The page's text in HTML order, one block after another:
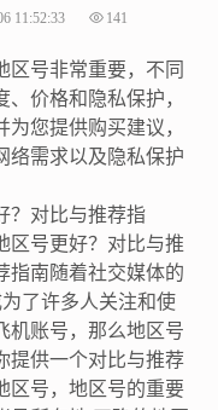
11:52:33 141
区号非常重要，不同
价格和隐私保护，
您提供购买建议，
络需求以及隐私保护
？对比与推荐指
区号更好？对比与推
指南随着社交媒体的
了许多人关注和使
机账号，那么地区号
提供一个对比与推荐
区号，地区号的重要